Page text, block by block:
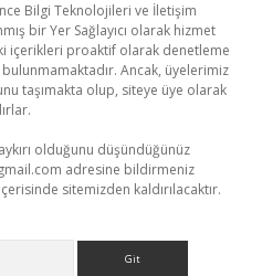
Bilgi Teknolojileri ve İletişim
bir Yer Sağlayıcı olarak hizmet
içerikleri proaktif olarak denetleme
Ancak, üyelerimiz
taşımakta olup, siteye üye olarak
olduğunu düşündüğünüz
adresine bildirmeniz
sitemizden kaldırılacaktır.